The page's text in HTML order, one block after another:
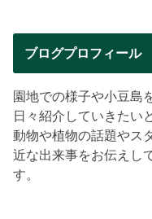
ブログプロフィール
園地での様子や小豆島
日々紹介していきたい
動物や植物の話題やス
近な出来事をお伝えし
す。